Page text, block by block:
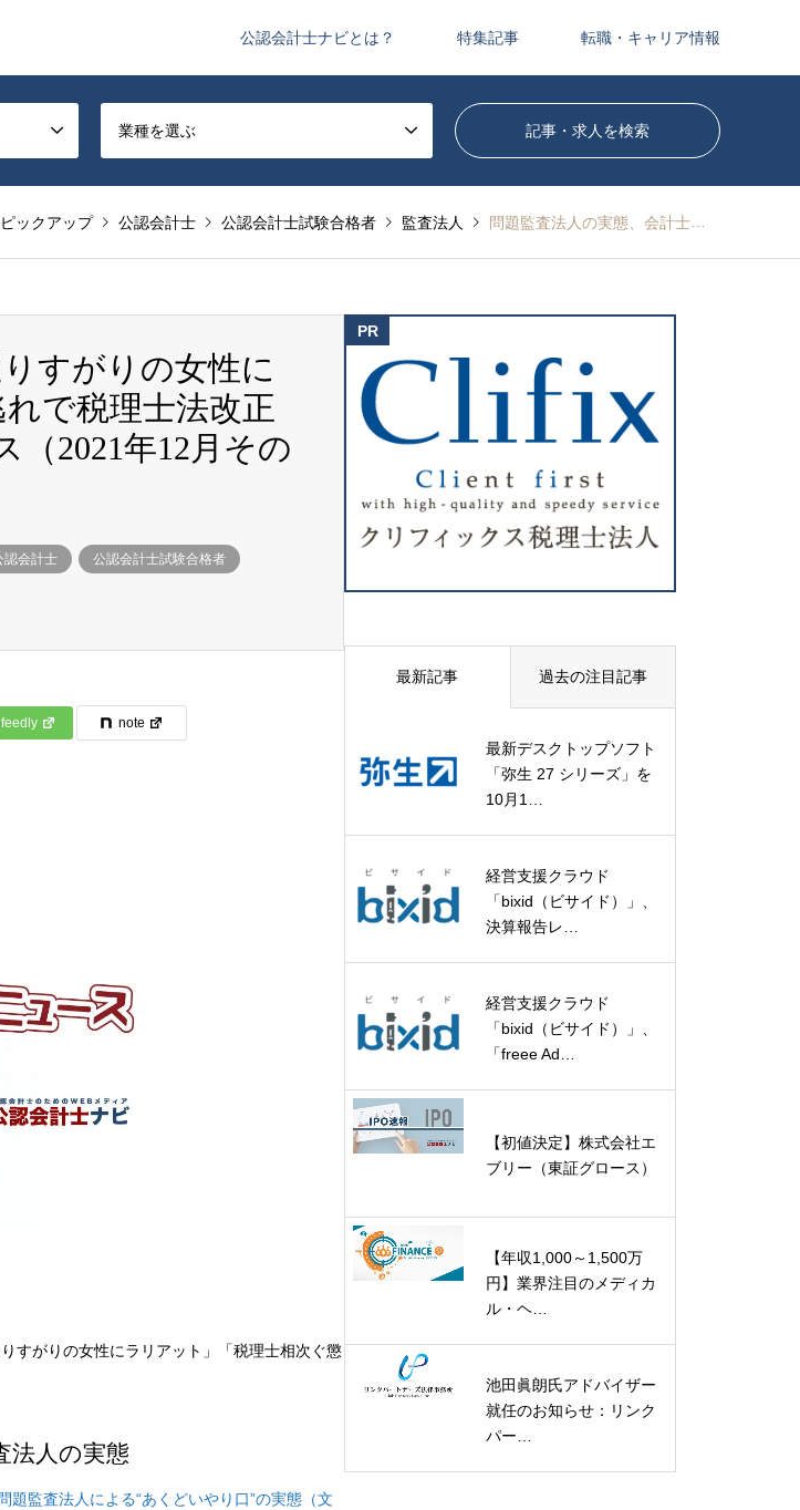
公認会計士ナビとは？ 特集記事 転職・キャリア情報
業種を選ぶ
ックアップ 公認会計士 公認会計士試験合格者 監査法人 問題監査法人の実態、会計士泥酔で通りすがりの女性にラリアット、税理士相次ぐ懲戒処分逃れで税理士法改正など全3件：今月の会計士業界ニュース（2021年12月その1）
すがりの女性に
で税理士法改正
（2021年12月その
認会計士 公認会計士試験合格者
feedly note
すがりの女性にラリアット」「税理士相次ぐ懲
法人の実態
題監査法人による“あくどいやり口”の実態（文
最新記事 過去の注目記事
最新デスクトップソフト
「弥生 27 シリーズ」を
10月1…
経営支援クラウド
「bixid（ビサイド）」、
決算報告レ…
経営支援クラウド
「bixid（ビサイド）」、
「freee Ad…
【初値決定】株式会社エ
ブリー（東証グロース）
【年収1,000～1,500万
円】業界注目のメディカ
ル・ヘ…
池田眞朗氏アドバイザー
就任のお知らせ：リンク
パー…